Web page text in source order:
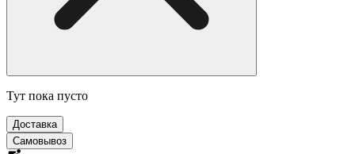
Тут пока пусто
Доставка
Самовывоз